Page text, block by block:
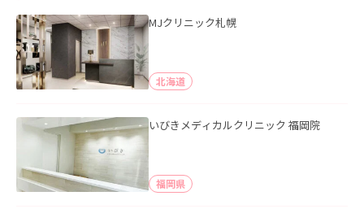
MJクリニック札幌
北海道
いびきメディカルクリニック 福岡院
福岡県